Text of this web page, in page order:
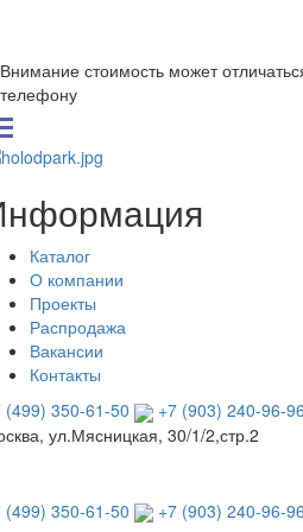
Внимание стоимость может
телефону
Каталог
О компании
Проекты
Распродажа
Вакансии
Контакты
(499) 350-61-50
+7 (903) 240-96-96
ул.Мясницкая, 30/1/2,стр.2
(499) 350-61-50 +7 (903) 240-96-96